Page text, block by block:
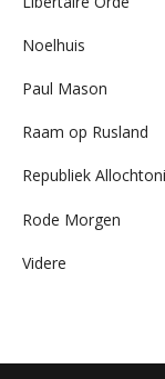
Noelhuis
Paul Mason
Raam op Rusland
Republiek
Rode Morgen
Videre